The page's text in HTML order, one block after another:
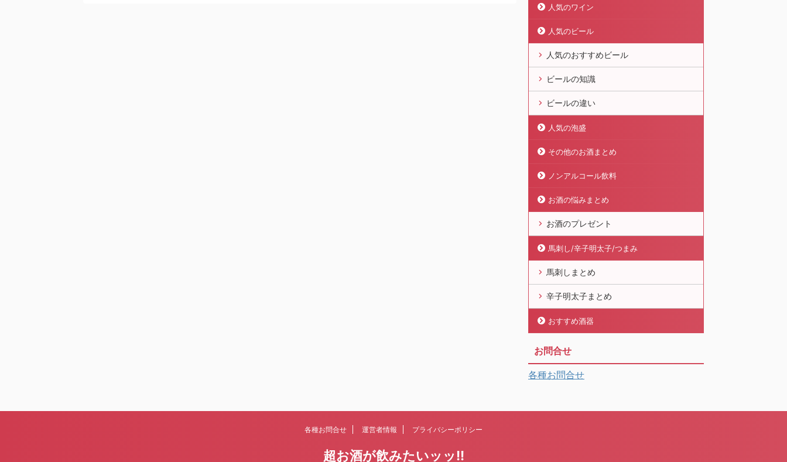
人気のワイン
人気のビール
人気のおすすめビール
ビールの知識
ビールの違い
人気の泡盛
その他のお酒まとめ
ノンアルコール飲料
お酒の悩みまとめ
お酒のプレゼント
馬刺し/辛子明太子/つまみ
馬刺しまとめ
辛子明太子まとめ
おすすめ酒器
お問合せ
各種お問合せ
各種お問合せ 運営者情報 プライバシーポリシー
超お酒が飲みたいッッ!!